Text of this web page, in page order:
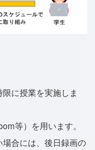
に授業を実施しま
等）を⽤います。
場合には、後⽇録画の